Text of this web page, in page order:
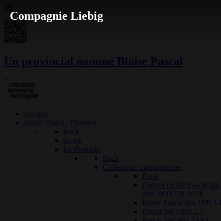
Un provincial nommé Blaise Pascal
Accueil
Blaise Pascal : l'homme
Back
Sa vie
En Portraits
Back
Collections clermontoises
Back
Portrait de Mr Pascal fait
père BOYER 2034
Blaise Pascal Inv. 999.3.1
Pascal Inv : 992.5.1
Compagnie Liebig